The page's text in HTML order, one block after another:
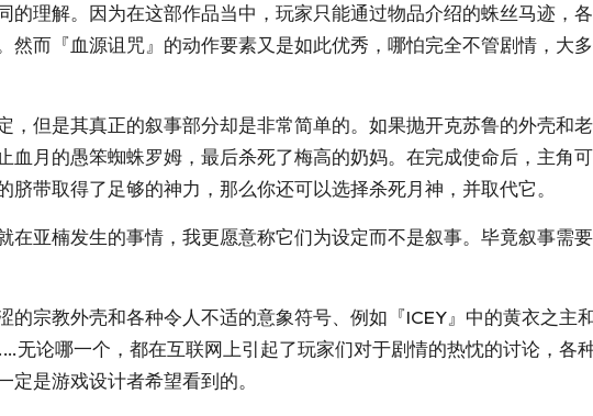
理解。因为在这部作品当中，玩家只能通过物品介绍的蛛丝马迹，
而『血源诅咒』的动作要素又是如此优秀，哪怕完全不管剧情，大
但是其真正的叙事部分却是非常简单的。如果抛开克苏鲁的外壳和
月的愚笨蜘蛛罗姆，最后杀死了梅高的奶妈。在完成使命后，主角
带取得了足够的神力，那么你还可以选择杀死月神，并取代它。
亚楠发生的事情，我更愿意称它们为设定而不是叙事。毕竟叙事需
宗教外壳和各种令人不适的意象符号、例如『ICEY』中的黄衣之主
论哪一个，都在互联网上引起了玩家们对于剧情的热忱的讨论，各
是游戏设计者希望看到的。